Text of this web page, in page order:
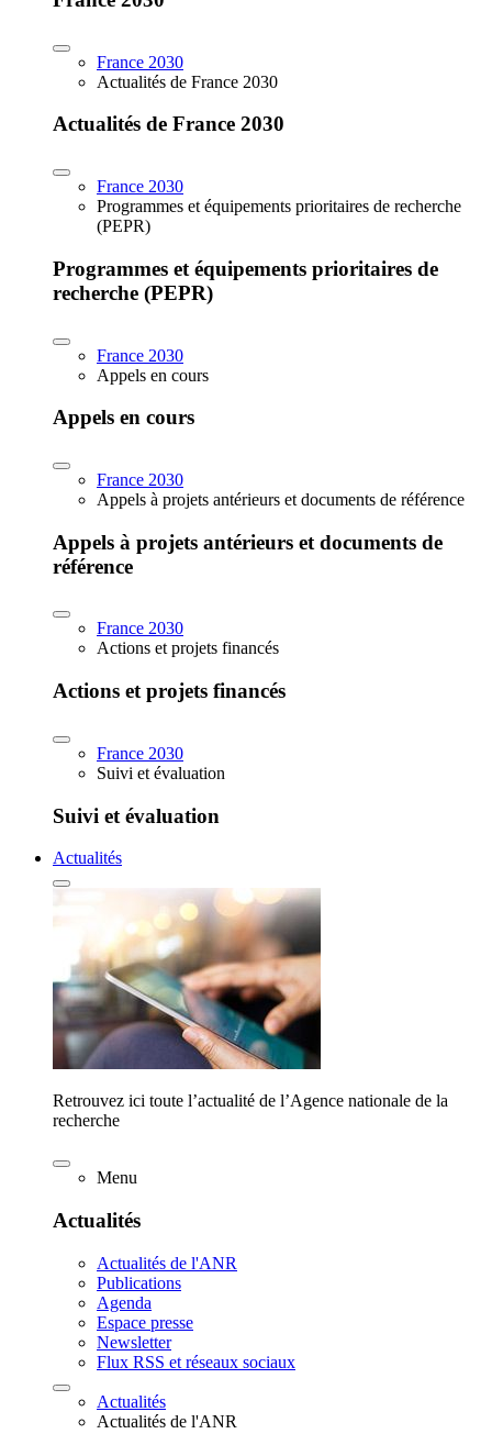
France 2030
Actualités de France 2030
Actualités de France 2030
France 2030
Programmes et équipements prioritaires de recherche
(PEPR)
Programmes et équipements prioritaires de
recherche (PEPR)
France 2030
Appels en cours
Appels en cours
France 2030
Appels à projets antérieurs et documents de référence
Appels à projets antérieurs et documents de
référence
France 2030
Actions et projets financés
Actions et projets financés
France 2030
Suivi et évaluation
Suivi et évaluation
Actualités
Retrouvez ici toute l’actualité de l’Agence nationale de la
recherche
Menu
Actualités
Actualités de l'ANR
Publications
Agenda
Espace presse
Newsletter
Flux RSS et réseaux sociaux
Actualités
Actualités de l'ANR